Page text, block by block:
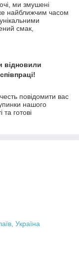
ми змушені
найближчим часом
смак,
відновили
повідомити вас
нашого
готові
Україна